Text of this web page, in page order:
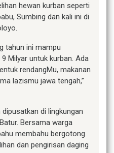
hewan kurban seperti
Sumbing dan kali ini di
tahun ini mampu
Milyar untuk kurban. Ada
rendangMu, makanan
lazismu jawa tengah,”
di lingkungan
Bersama warga
membahu bergotong
dan pengirisan daging